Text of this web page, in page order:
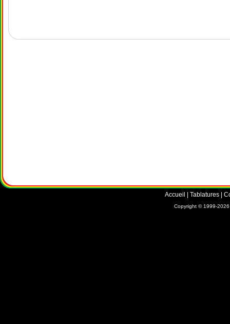
Accueil Tablatures
Copyright © 1999-